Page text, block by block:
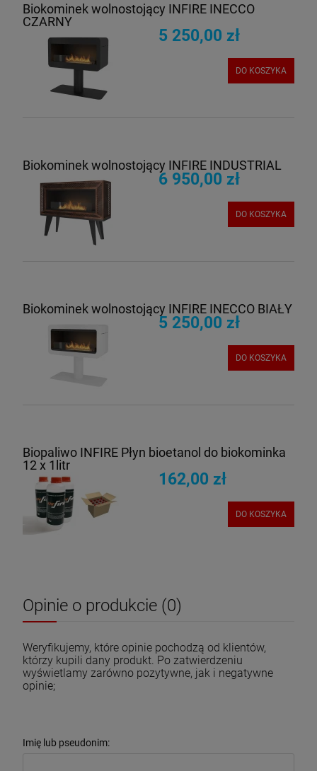
Biokominek wolnostojący INFIRE INECCO
CZARNY
5 250,00 zł
DO KOSZYKA
Biokominek wolnostojący INFIRE INDUSTRIAL
6 950,00 zł
DO KOSZYKA
Biokominek wolnostojący INFIRE INECCO BIAŁY
5 250,00 zł
DO KOSZYKA
Biopaliwo INFIRE Płyn bioetanol do biokominka
12 x 1litr
162,00 zł
DO KOSZYKA
Opinie o produkcie (0)
Weryfikujemy, które opinie pochodzą od klientów,
którzy kupili dany produkt. Po zatwierdzeniu
wyświetlamy zarówno pozytywne, jak i negatywne
opinie;
Imię lub pseudonim: